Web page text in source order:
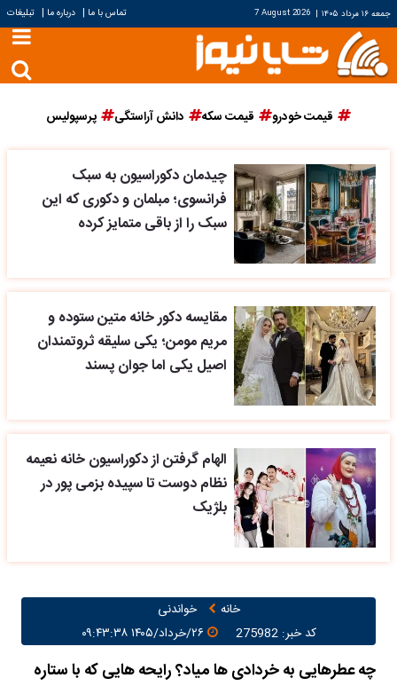
جمعه ۱۶ مرداد ۱۴۰۵ |
7 August 2026 تماس با ما | درباره ما | تبلیغات
قیمت خودرو قیمت سکه دانش آراستگی پرسپولیس
چیدمان دکوراسیون به سبک
فرانسوی؛ مبلمان و دکوری که این
سبک را از باقی متمایز کرده
مقایسه دکور خانه متین ستوده و
مریم مومن؛ یکی سلیقه ثروتمندان
اصیل یکی اما جوان پسند
الهام گرفتن از دکوراسیون خانه نعیمه
نظام دوست تا سپیده بزمی پور در
بلژیک
خانه
خواندنی
کد خبر: 275982
چه عطرهایی به خردادی ها میاد؟ رایحه هایی که با ستاره